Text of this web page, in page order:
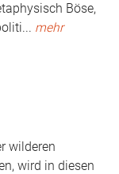
Böse,
... mehr
wilderen
wird in diesen